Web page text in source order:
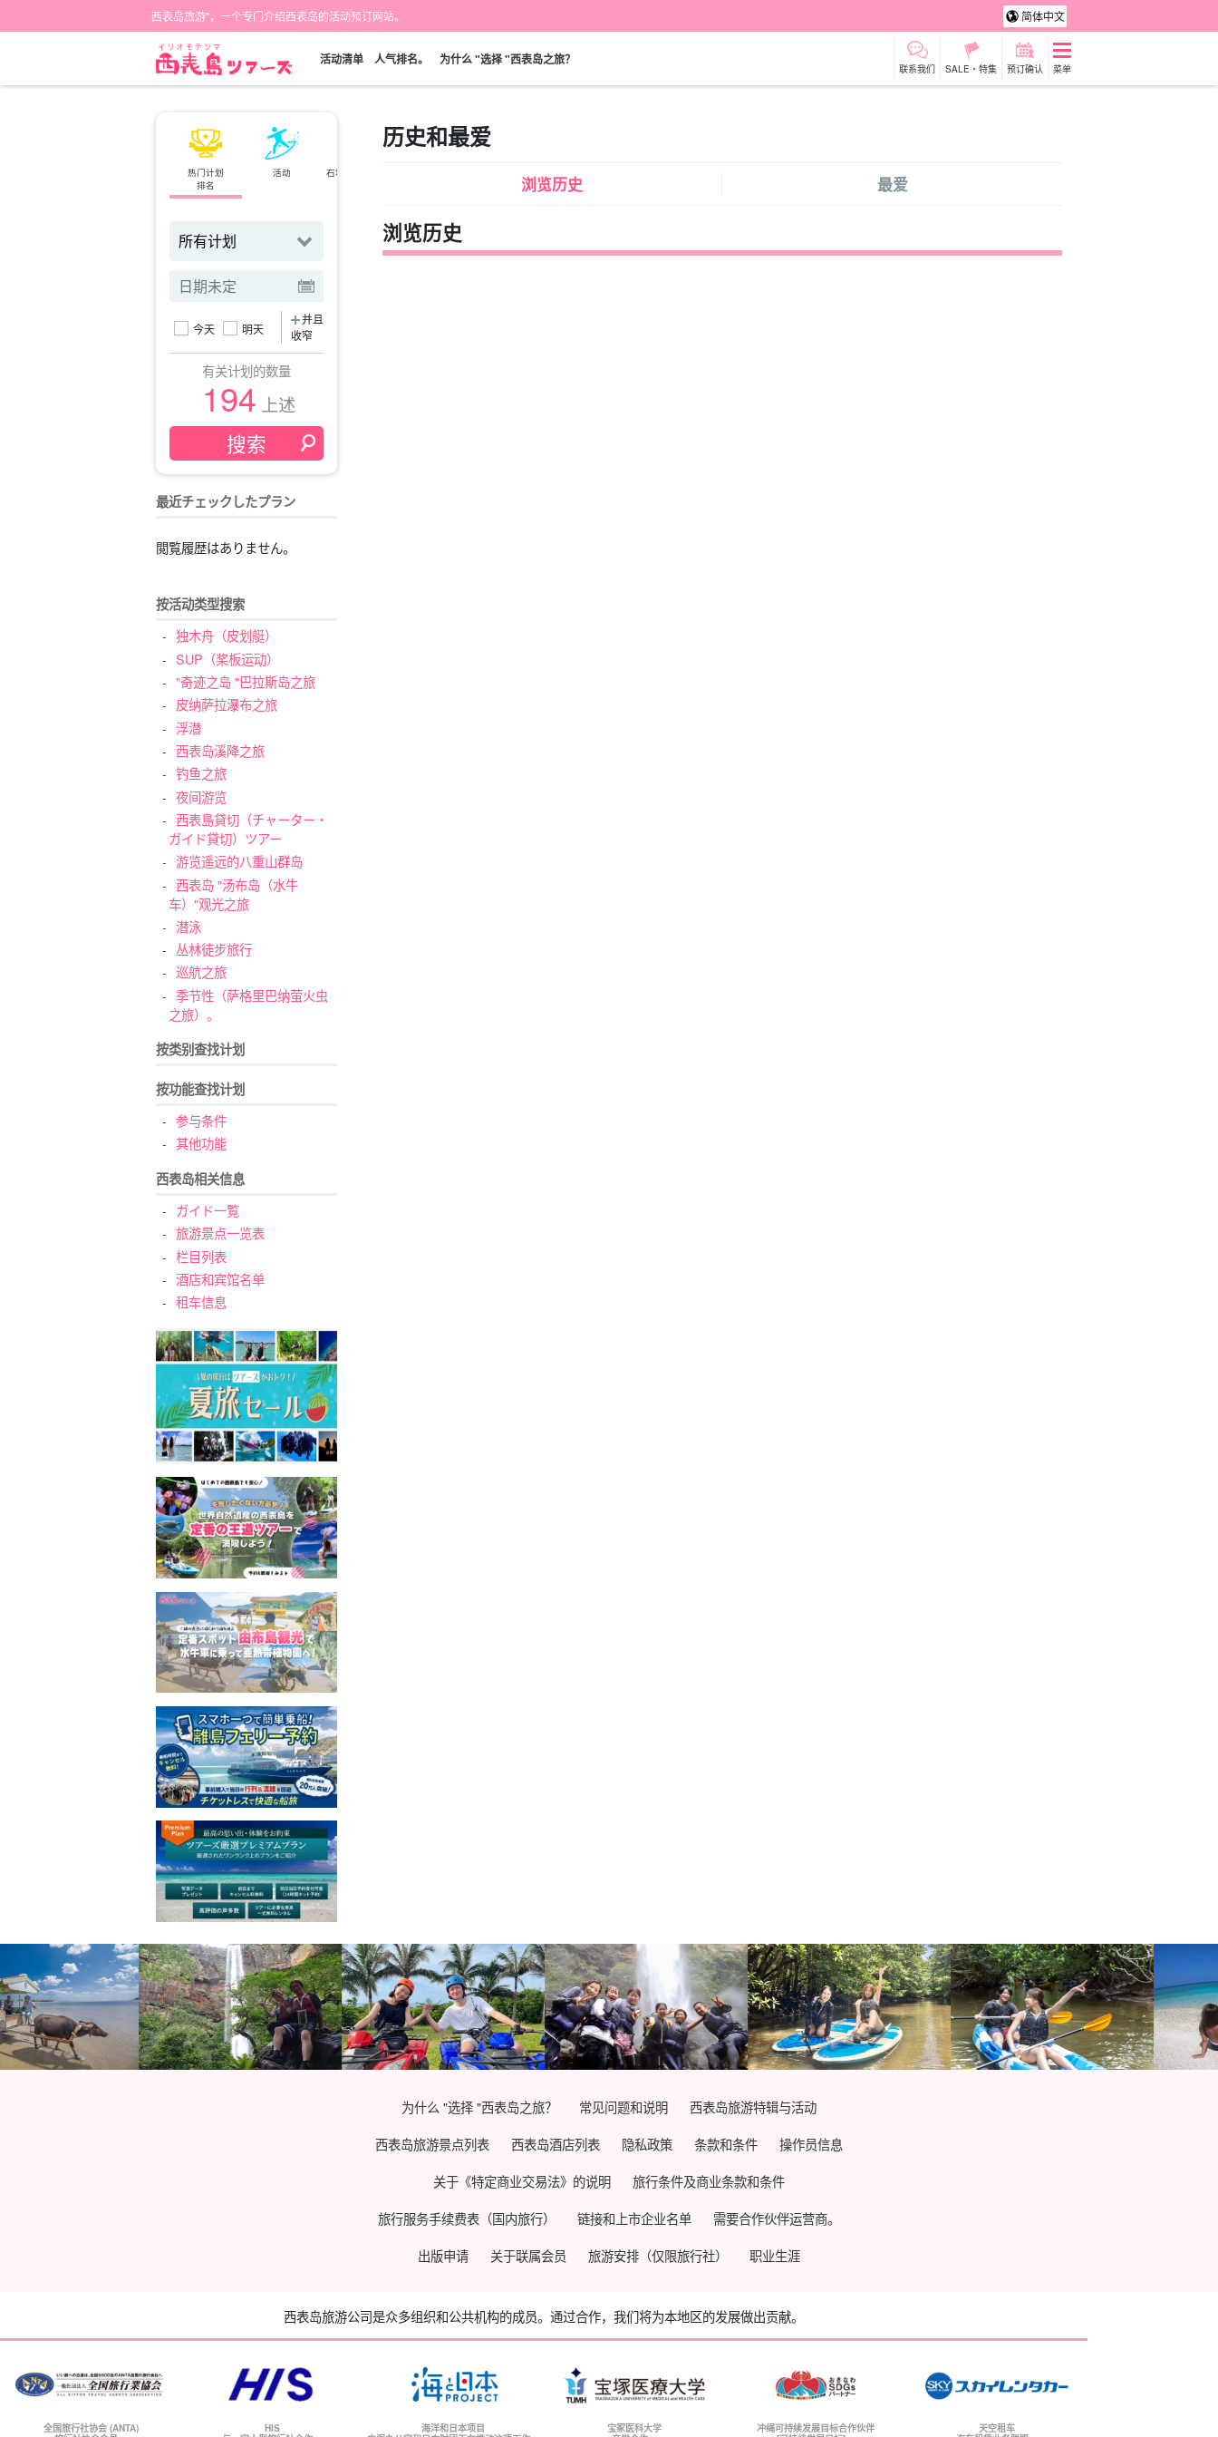
西表岛旅游"，一个专门介绍西表岛的活动预订网站。 简体中文
活动清单 人气排名。 为什么 "选择 "西表岛之旅？
联系我们 SALE・特集 预订确认 菜单
热门计划
排名
活动
石垣岛⇄西表岛
设计图
选定计划
今天 明天
并且
收窄
有关计划的数量
194 上述
最近チェックしたプラン
閲覧履歴はありません。
按活动类型搜索
独木舟（皮划艇）
SUP（桨板运动）
"奇迹之岛 "巴拉斯岛之旅
皮纳萨拉瀑布之旅
浮潜
西表岛溪降之旅
钓鱼之旅
夜间游览
西表島貸切（チャーター・
ガイド貸切）ツアー
游览遥远的八重山群岛
西表岛 "汤布岛（水牛
车）"观光之旅
潜泳
丛林徒步旅行
巡航之旅
季节性（萨格里巴纳萤火虫
之旅）。
按类别查找计划
按功能查找计划
参与条件
其他功能
西表岛相关信息
ガイド一覧
旅游景点一览表
栏目列表
酒店和宾馆名单
租车信息
历史和最爱
浏览历史 最爱
浏览历史
为什么 "选择 "西表岛之旅？ 常见问题和说明
西表岛旅游特辑与活动
西表岛旅游景点列表
西表岛酒店列表 隐私政策 条款和条件
操作员信息
关于《特定商业交易法》的说明
旅行条件及商业条款和条件
旅行服务手续费表（国内旅行）
链接和上市企业名单
需要合作伙伴运营商。
出版申请
关于联属会员 旅游安排（仅限旅行社） 职业生涯
西表岛旅游公司是众多组织和公共机构的成员。 通过合作，我们将为本地区的发展做出贡献。
全国旅行社协会 (ANTA)
HIS
海洋和日本项目
宝冢医科大学
冲绳可持续发展目标合作伙伴
天空租车